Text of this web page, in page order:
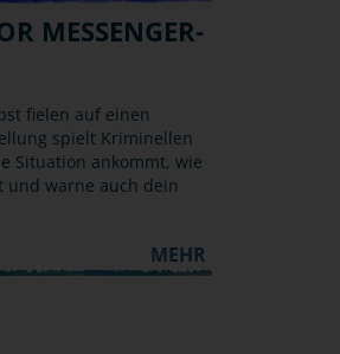
MESSENGER-
fielen auf einen
spielt Kriminellen
Situation ankommt, wie
und warne auch dein
MEHR